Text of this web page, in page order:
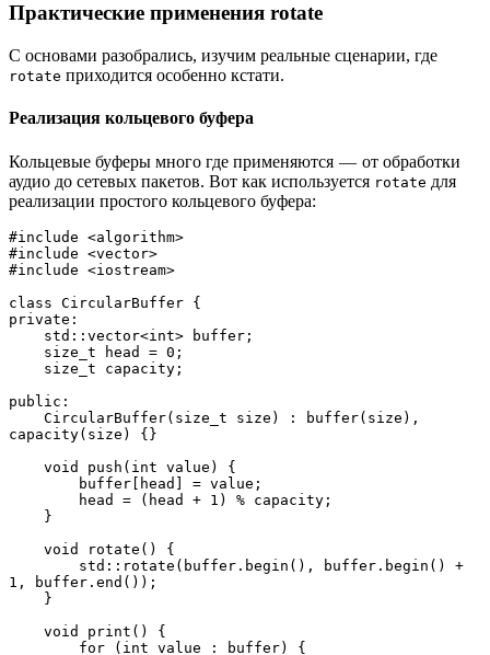
Практические применения rotate
С основами разобрались, изучим реальные сценарии, где
rotate приходится особенно кстати.
Реализация кольцевого буфера
Кольцевые буферы много где применяются — от обработки
аудио до сетевых пакетов. Вот как используется rotate для
реализации простого кольцевого буфера:
#include <algorithm>
#include <vector>
#include <iostream>
class CircularBuffer {
private:
    std::vector<int> buffer;
    size_t head = 0;
    size_t capacity;
public:
capacity(size) {}
    void push(int value) {
        buffer[head] = value;
        head = (head + 1) % capacity;
    }
    void rotate() {
1, buffer.end());
    }
    void print() {
        for (int value : buffer) {